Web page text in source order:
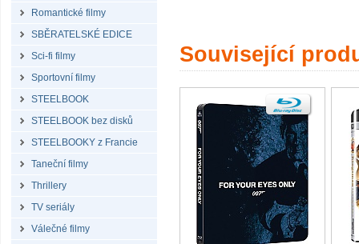
Romantické filmy
SBĚRATELSKÉ EDICE
Sci-fi filmy
Sportovní filmy
STEELBOOK
STEELBOOK bez disků
STEELBOOKY z Francie
Taneční filmy
Thrillery
TV seriály
Válečné filmy
Související